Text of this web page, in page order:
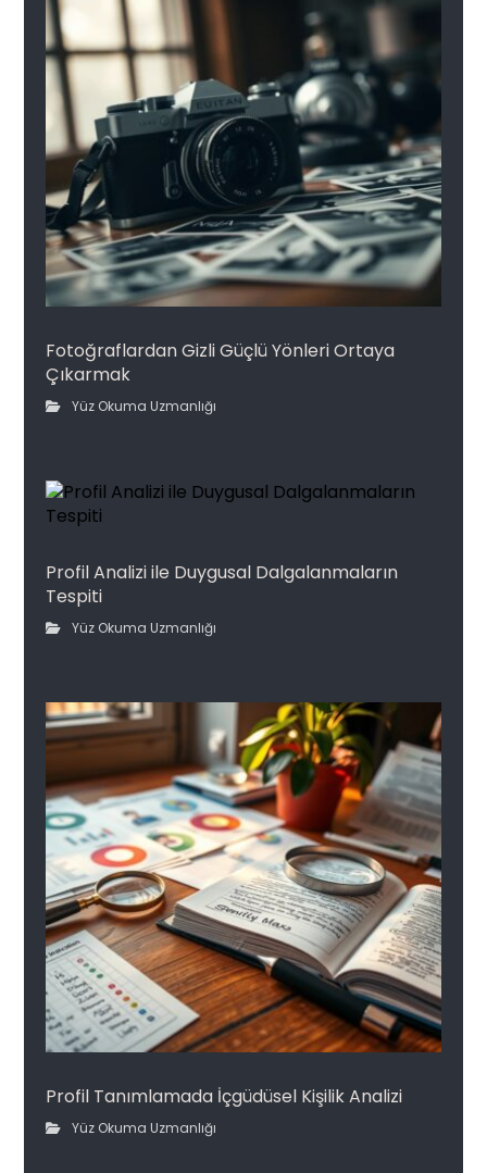
Fotoğraflardan Gizli Güçlü Yönleri Ortaya
Çıkarmak
Yüz Okuma Uzmanlığı
Profil Analizi ile Duygusal Dalgalanmaların
Tespiti
Yüz Okuma Uzmanlığı
Profil Tanımlamada İçgüdüsel Kişilik Analizi
Yüz Okuma Uzmanlığı